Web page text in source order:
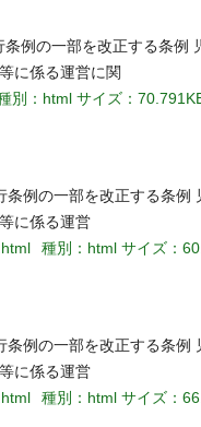
例の一部を改正する条例
に係る運営に関
別：html サイズ：
例の一部を改正する条例
に係る運営
種別：html サイズ：
例の一部を改正する条例
に係る運営
種別：html サイズ：